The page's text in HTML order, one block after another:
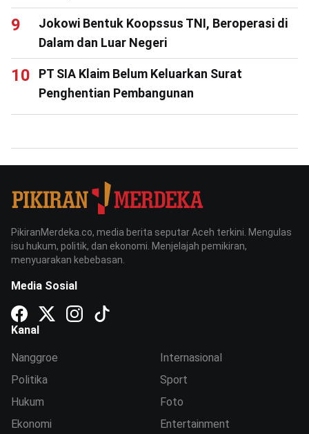
Jokowi Bentuk Koopssus TNI, Beroperasi di
Dalam dan Luar Negeri
PT SIA Klaim Belum Keluarkan Surat
Penghentian Pembangunan
PikiranMerdeka.co, media berita seputar Aceh terkini. Mengulas
isu hukum, politik, dan ekonomi. Menjelajah pemikiran,
menyuarakan kebebasan.
Media Sosial
Kanal
Nanggroe
Politika
Hukum
Ekonomi
Internasional
Sport
Foto
Entertainment